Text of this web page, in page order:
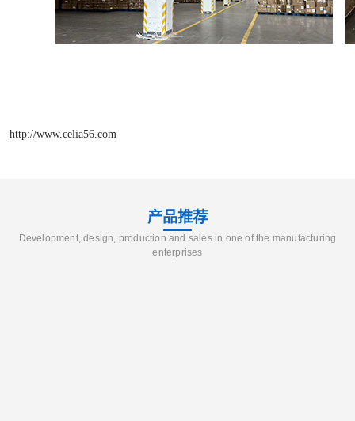
http://www.celia56.com
产品推荐
Development, design, production and sales in one of the manufacturing
enterprises